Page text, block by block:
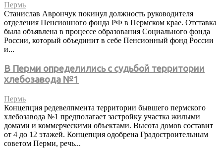
Пермь
Станислав Аврончук покинул должность руководителя
отделения Пенсионного фонда РФ в Пермском крае. Отставка
была объявлена в процессе образования Социального фонда
России, который объединит в себе Пенсионный фонд России
и...
В Перми определились с судьбой территории
хлебозавода №1
Пермь
Концепция редевелпмента территории бывшего пермского
хлебозавода №1 предполагает застройку участка жилыми
домами и коммерческими объектами. Высота домов составит
от 4 до 12 этажей. Концепция одобрена Градостроительным
советом Перми, речь...